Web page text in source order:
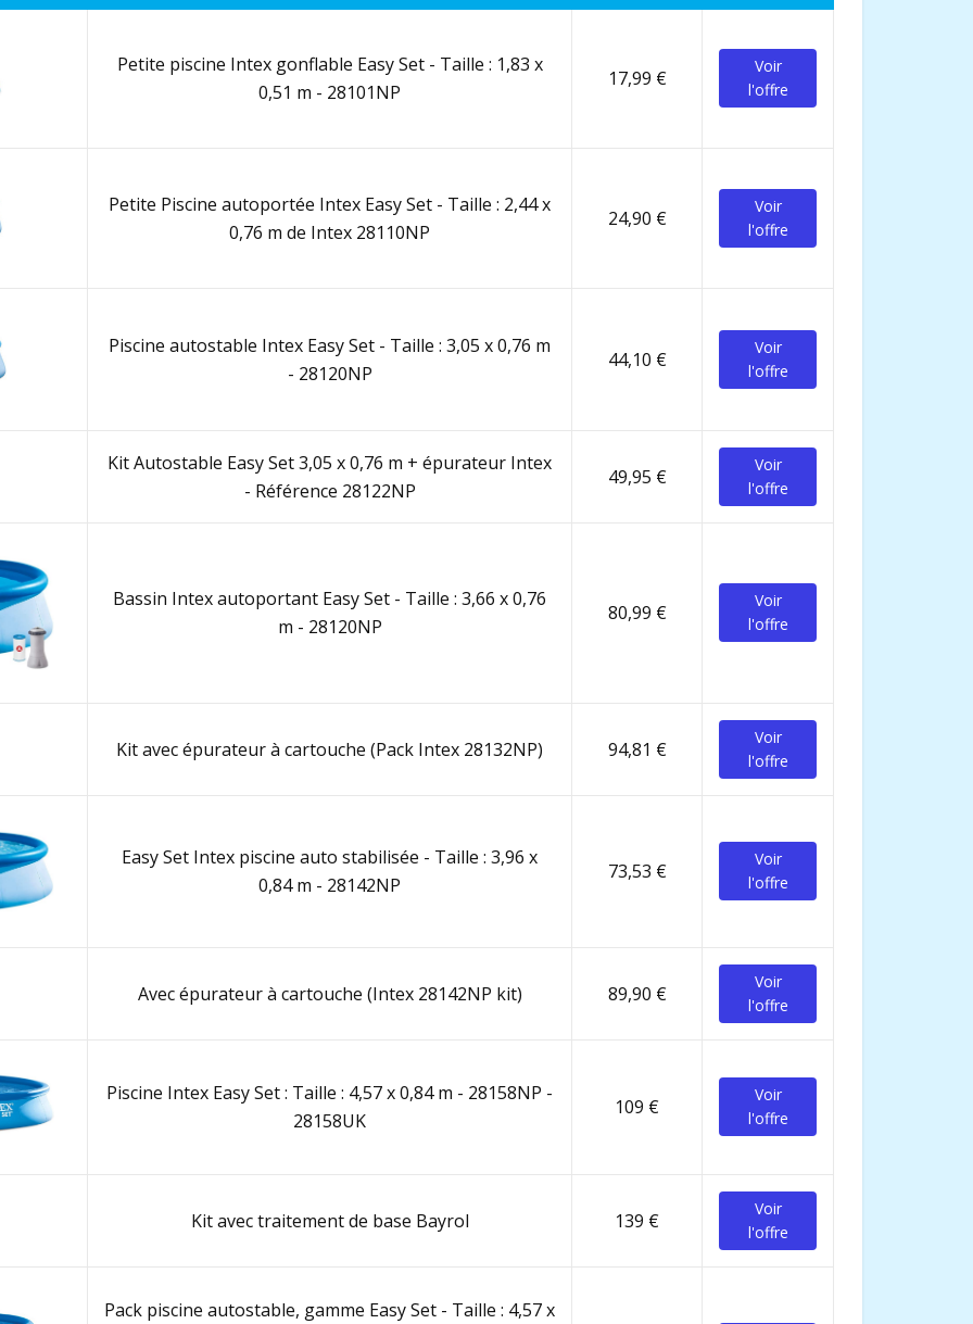
Petite piscine Intex gonflable Easy Set - Taille : 1,83 x
0,51 m - 28101NP
17,99 €
Voir
l'offre
Petite Piscine autoportée Intex Easy Set - Taille : 2,44 x
0,76 m de Intex 28110NP
24,90 €
Voir
l'offre
Piscine autostable Intex Easy Set - Taille : 3,05 x 0,76 m
- 28120NP
44,10 €
Voir
l'offre
Kit Autostable Easy Set 3,05 x 0,76 m + épurateur Intex
- Référence 28122NP
49,95 €
Voir
l'offre
Bassin Intex autoportant Easy Set - Taille : 3,66 x 0,76
m - 28120NP
80,99 €
Voir
l'offre
Kit avec épurateur à cartouche (Pack Intex 28132NP) 94,81 €
Voir
l'offre
Easy Set Intex piscine auto stabilisée - Taille : 3,96 x
0,84 m - 28142NP
73,53 €
Voir
l'offre
Avec épurateur à cartouche (Intex 28142NP kit) 89,90 €
Voir
l'offre
Piscine Intex Easy Set : Taille : 4,57 x 0,84 m - 28158NP -
28158UK
109 €
Voir
l'offre
Kit avec traitement de base Bayrol 139 €
Voir
l'offre
Pack piscine autostable, gamme Easy Set - Taille : 4,57 x